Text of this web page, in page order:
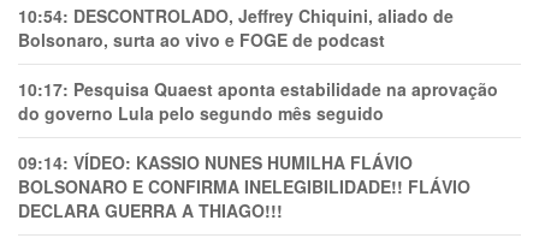
10:54: DESCONTROLADO, Jeffrey Chiquini, aliado de
Bolsonaro, surta ao vivo e FOGE de podcast
10:17: Pesquisa Quaest aponta estabilidade na aprovação
do governo Lula pelo segundo mês seguido
09:14: VÍDEO: KASSIO NUNES HUMlLHA FLÁVIO
BOLSONARO E CONFIRMA INELEGIBILIDADE!! FLÁVIO
DECLARA GUERRA A THIAGO!!!